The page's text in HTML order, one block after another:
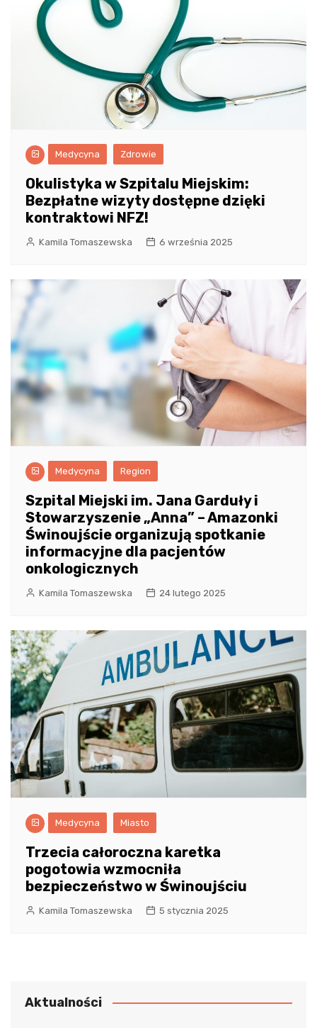
Medycyna Zdrowie
Okulistyka w Szpitalu Miejskim:
Bezpłatne wizyty dostępne dzięki
kontraktowi NFZ!
Kamila Tomaszewska 6 września 2025
Medycyna Region
Szpital Miejski im. Jana Garduły i
Stowarzyszenie „Anna” – Amazonki
Świnoujście organizują spotkanie
informacyjne dla pacjentów
onkologicznych
Kamila Tomaszewska 24 lutego 2025
Medycyna Miasto
Trzecia całoroczna karetka
pogotowia wzmocniła
bezpieczeństwo w Świnoujściu
Kamila Tomaszewska 5 stycznia 2025
Aktualności